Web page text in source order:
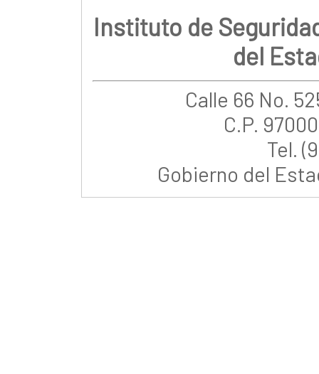
Instituto de
del
Calle 66 No.
C.P.
Tel.
Gobierno del